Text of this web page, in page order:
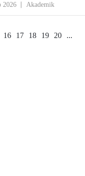
2026 Akademik
16 17 18 19 20 ...